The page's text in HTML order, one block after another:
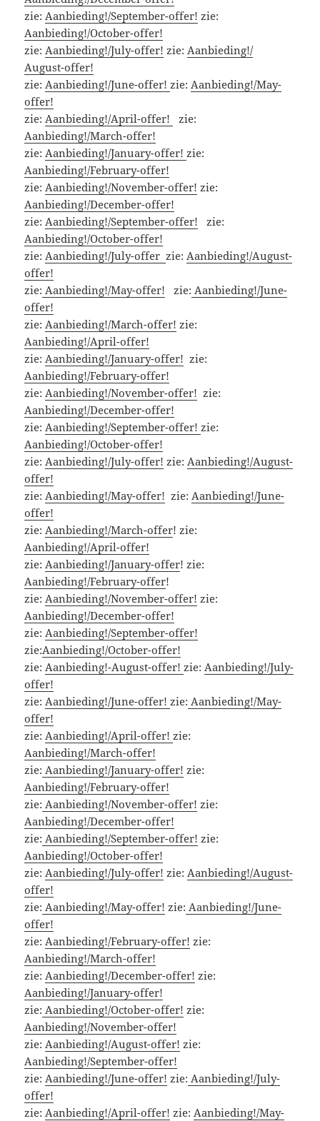
zie:Aanbieding!/September-offer! zie:
Aanbieding!/October-offer!
zie:Aanbieding!/July-offer! zie:Aanbieding!/
August-offer!
zie:Aanbieding!/June-offer!zie:Aanbieding!/May-
offer!
zie:Aanbieding!/April-offer!
zie:
Aanbieding!/March-offer!
zie:Aanbieding!/January-offer!zie:
Aanbieding!/February-offer!
zie:Aanbieding!/November-offer! zie:
Aanbieding!/December-offer!
zie:Aanbieding!/September-offer! zie:
Aanbieding!/October-offer!
zie:Aanbieding!/July-offerzie:Aanbieding!/August-
offer!
zie: Aanbieding!/May-offer! zie: Aanbieding!/June-
offer!
zie:Aanbieding!/March-offer! zie:
Aanbieding!/April-offer!
zie:Aanbieding!/January-offer! zie:
Aanbieding!/February-offer!
zie:Aanbieding!/November-offer! zie:
Aanbieding!/December-offer!
zie:Aanbieding!/September-offer!zie:
Aanbieding!/October-offer!
zie:Aanbieding!/July-offer! zie:Aanbieding!/August-
offer!
zie:Aanbieding!/May-offer! zie:Aanbieding!/June-
offer!
zie:Aanbieding!/March-offer! zie:
Aanbieding!/April-offer!
zie:Aanbieding!/January-offer! zie:
Aanbieding!/February-offer!
zie:Aanbieding!/November-offer! zie:
Aanbieding!/December-offer!
zie:Aanbieding!/September-offer!
zie:Aanbieding!/October-offer!
zie:Aanbieding!-August-offer!zie:Aanbieding!/July-
offer!
zie:Aanbieding!/June-offer!zie: Aanbieding!/May-
offer!
zie:Aanbieding!/April-offer!zie:
Aanbieding!/March-offer!
zie: Aanbieding!/January-offer! zie:
Aanbieding!/February-offer!
zie: Aanbieding!/November-offer! zie:
Aanbieding!/December-offer!
zie: Aanbieding!/September-offer! zie:
Aanbieding!/October-offer!
zie:Aanbieding!/July-offer! zie:Aanbieding!/August-
offer!
zie: Aanbieding!/May-offer! zie: Aanbieding!/June-
offer!
zie:Aanbieding!/February-offer! zie:
Aanbieding!/March-offer!
zie:Aanbieding!/December-offer! zie:
Aanbieding!/January-offer!
zie: Aanbieding!/October-offer! zie:
Aanbieding!/November-offer!
zie:Aanbieding!/August-offer! zie:
Aanbieding!/September-offer!
zie:Aanbieding!/June-offer! zie: Aanbieding!/July-
offer!
zie:Aanbieding!/April-offer! zie:Aanbieding!/May-